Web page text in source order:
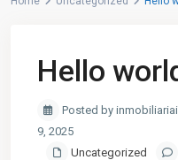
Hello
Posted by
9, 2025
Uncategorized